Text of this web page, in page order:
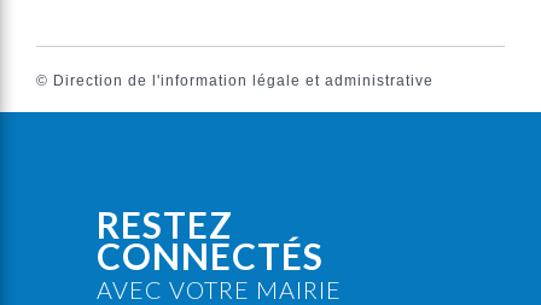
© Direction de l'information légale et administrative
RESTEZ
CONNECTÉS
AVEC VOTRE MAIRIE